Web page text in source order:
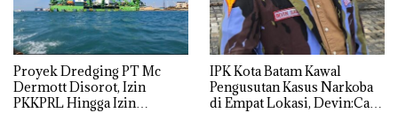
Proyek Dredging PT Mc
Dermott Disorot, Izin
PKKPRL Hingga Izin
IPK Kota Batam Kawal
Pengusutan Kasus Narkoba
di Empat Lokasi, Devin:Cari